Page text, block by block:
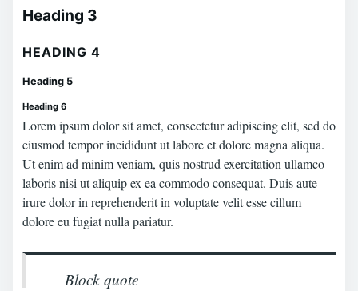
Heading 3
HEADING 4
Heading 5
Heading 6
Lorem ipsum dolor sit amet, consectetur adipiscing elit, sed do
eiusmod tempor incididunt ut labore et dolore magna aliqua.
Ut enim ad minim veniam, quis nostrud exercitation ullamco
laboris nisi ut aliquip ex ea commodo consequat. Duis aute
irure dolor in reprehenderit in voluptate velit esse cillum
dolore eu fugiat nulla pariatur.
Block quote